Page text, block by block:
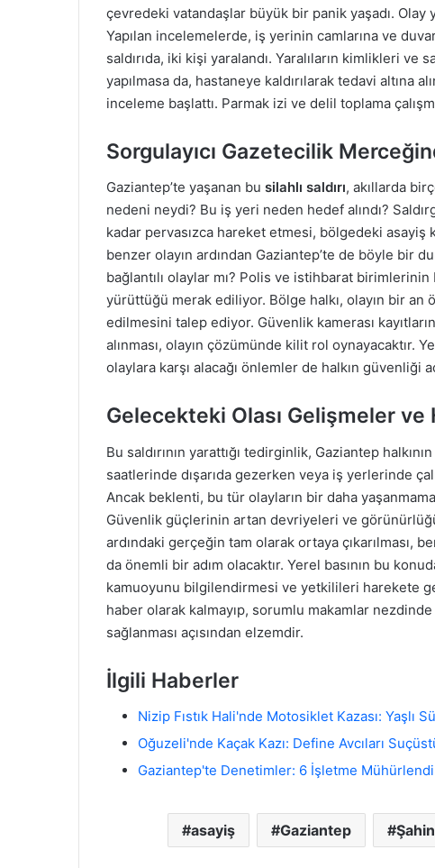
çevredeki vatandaşlar büyük bir panik yaşadı.
Yapılan incelemelerde, iş yerinin camlarına ve
saldırıda, iki kişi yaralandı. Yaralıların kimlikleri ve
yapılmasa da, hastaneye kaldırılarak tedavi altına
inceleme başlattı. Parmak izi ve delil toplama
Sorgulayıcı Gazetecilik
Gaziantep’te yaşanan bu silahlı saldırı, akıllarda
nedeni neydi? Bu iş yeri neden hedef alındı?
kadar pervasızca hareket etmesi, bölgedeki asayiş
benzer olayın ardından Gaziantep’te de böyle bir
bağlantılı olaylar mı? Polis ve istihbarat
yürüttüğü merak ediliyor. Bölge halkı, olayın bir an
edilmesini talep ediyor. Güvenlik kamerası
alınması, olayın çözümünde kilit rol
olaylara karşı alacağı önlemler de halkın güvenliği
Gelecekteki Olası Gelişmeler ve
Bu saldırının yarattığı tedirginlik, Gaziantep
saatlerinde dışarıda gezerken veya iş yerlerinde
Ancak beklenti, bu tür olayların bir daha
Güvenlik güçlerinin artan devriyeleri ve
ardındaki gerçeğin tam olarak ortaya çıkarılması,
da önemli bir adım olacaktır. Yerel basının bu
kamuoyunu bilgilendirmesi ve yetkilileri harekete
haber olarak kalmayıp, sorumlu makamlar
sağlanması açısından elzemdir.
İlgili Haberler
Nizip Fıstık Hali'nde Motosiklet Kazası: Yaşlı
Oğuzeli'nde Kaçak Kazı: Define Avcıları
Gaziantep'te Denetimler: 6 İşletme Mühürlendi
asayiş Gaziantep